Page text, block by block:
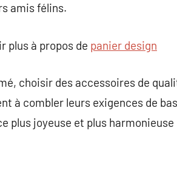
amis félins.
plus à propos de panier design
choisir des accessoires de
à combler leurs exigences de
plus joyeuse et plus